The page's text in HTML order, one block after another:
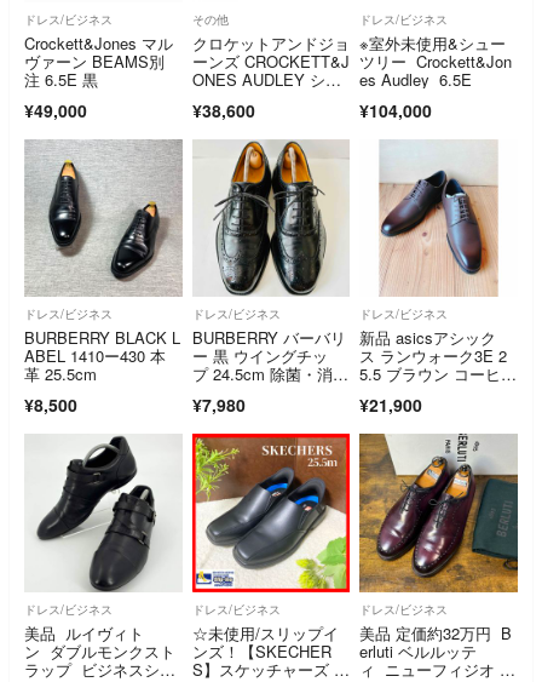
ドレス/ビジネス
Crockett&Jones マル
ヴァーン BEAMS別
注 6.5E 黒
¥49,000
その他
クロケットアンドジョ
ーンズ CROCKETT&J
ONES AUDLEY シュ
¥38,600
ドレス/ビジネス
※室外未使用&シュー
ツリー Crockett&Jon
es Audley 6.5E
¥104,000
ドレス/ビジネス
BURBERRY BLACK L
ABEL 1410ー430 本
革 25.5cm
¥8,500
ドレス/ビジネス
BURBERRY バーバリ
ー 黒 ウイングチッ
プ 24.5cm 除菌・消臭
¥7,980
ドレス/ビジネス
新品 asicsアシック
ス ランウォーク3E 2
5.5 ブラウン コーヒー
ジネスシューズ
¥21,900
ドレス/ビジネス
美品 ルイヴィト
ン ダブルモンクスト
ラップ ビジネスシュ
ドレス/ビジネス
☆未使用/スリップイ
ンズ！【SKECHER
S】スケッチャーズ s
ドレス/ビジネス
美品 定価約32万円 B
erluti ベルルッテ
ィ ニューフィジオ ホ